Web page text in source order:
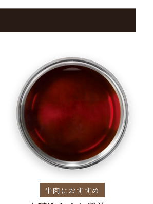
牛肉におすすめ